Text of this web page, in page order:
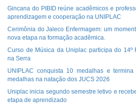
Gincana do PIBID reúne acadêmicos e
aprendizagem e cooperação na UNIPLAC
Cerimônia do Jaleco Enfermagem: um
nova etapa na formação acadêmica.
Curso de Música da Uniplac participa do 14º
na Serra
UNIPLAC conquista 10 medalhas e
medalhas na natação dos JUCS 2026
Uniplac inicia segundo semestre letivo e
etapa de aprendizado